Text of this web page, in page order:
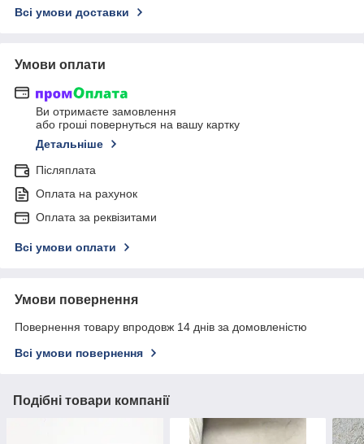
Всі умови доставки
Умови оплати
Ви отримаєте замовлення
або гроші повернуться на вашу картку
Детальніше
Післяплата
Оплата на рахунок
Оплата за реквізитами
Всі умови оплати
Умови повернення
Повернення товару впродовж 14 днів за домовленістю
Всі умови повернення
Подібні товари компанії